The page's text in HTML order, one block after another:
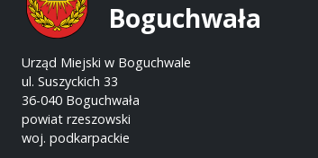
Boguchwała
Urząd Miejski w Boguchwale
ul. Suszyckich 33
36-040 Boguchwała
powiat rzeszowski
woj. podkarpackie